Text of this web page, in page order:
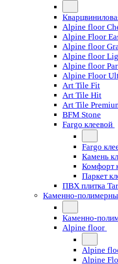
Alpine floor
Alpine Floor
Alpine floor
Alpine floor
Alpine floor
Alpine Floor
Art Tile Fit
Art Tile Hit
Art Tile
BFM Stone
Fargo клеевой
Fargo
Камень
Комфорт
Паркет
ПВХ плитка
Каменно-
Каменно-
Alpine floor
Alpine
Alpine